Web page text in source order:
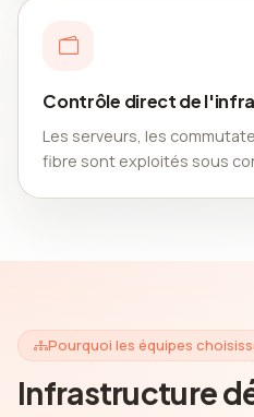
Contrôle direct de
Les serveurs, les
fibre sont exploités sous
Pourquoi les équipes
Infrastructure